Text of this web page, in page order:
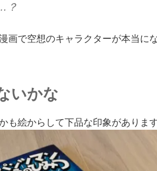
？
画で空想のキャラクターが本当に
いかな
も絵からして下品な印象があります